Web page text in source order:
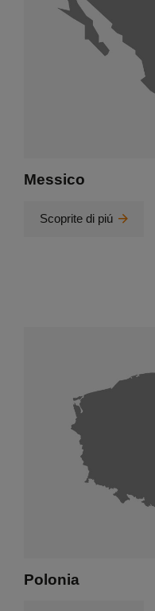
Messico
Scoprite di piú
Polonia